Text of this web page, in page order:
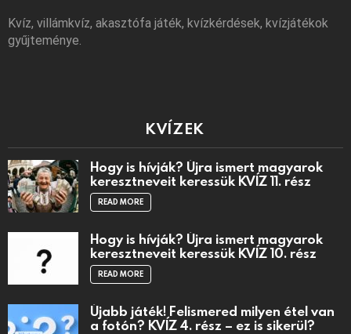
Kvíz, villámkvíz, akasztófa játék, kvízkérdések, kvízjátékok
gyűjteménye.
KVÍZEK
Hogy is hívják? Újra ismert magyarok
keresztneveit keressük KVÍZ 11. rész
READ MORE
Hogy is hívják? Újra ismert magyarok
keresztneveit keressük KVÍZ 10. rész
READ MORE
Újabb játék! Felismered milyen étel van
a fotón? KVÍZ 4. rész – ez is sikerül?